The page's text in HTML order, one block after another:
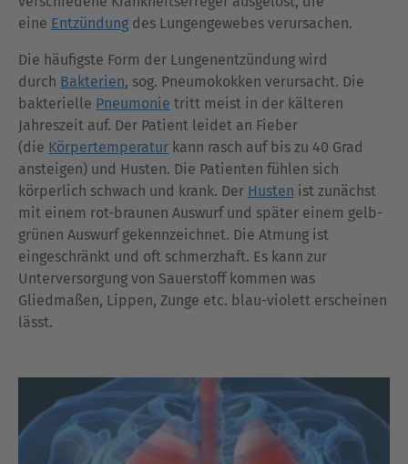
eine Entzündung des Lungengewebes verursachen.
Die häufigste Form der Lungenentzündung wird
durch Bakterien, sog. Pneumokokken verursacht. Die
bakterielle Pneumonie tritt meist in der kälteren
Jahreszeit auf. Der Patient leidet an Fieber
(die Körpertemperatur kann rasch auf bis zu 40 Grad
ansteigen) und Husten. Die Patienten fühlen sich
körperlich schwach und krank. Der Husten ist zunächst
mit einem rot-braunen Auswurf und später einem gelb-
grünen Auswurf gekennzeichnet. Die Atmung ist
eingeschränkt und oft schmerzhaft. Es kann zur
Unterversorgung von Sauerstoff kommen was
Gliedmaßen, Lippen, Zunge etc. blau-violett erscheinen
lässt.